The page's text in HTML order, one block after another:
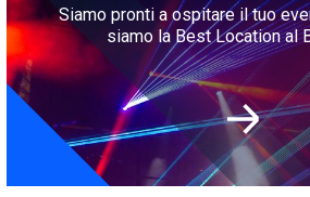
Siamo pronti a ospitare il tuo
siamo la Best Location al